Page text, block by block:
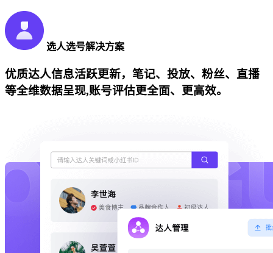
选人选号解决方案
优质达人信息活跃更新，笔记、投放、粉丝、直播
等全维数据呈现,账号评估更全面、更高效。